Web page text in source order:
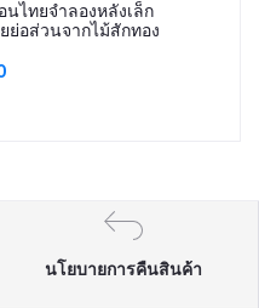
นไทยจำลองหลังเล็ก
ย่อส่วนจากไม้สักทอง
นโยบายการคืนสินค้า